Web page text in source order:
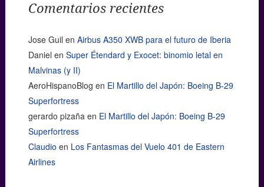
Comentarios recientes
Jose Guil en Airbus A350 XWB para el futuro de Iberia
Daniel en Super Étendard y Exocet: binomio letal en
Malvinas (y II)
AeroHispanoBlog en El Martillo del Japón: Boeing B-29
Superfortress
gerardo pizaña en El Martillo del Japón: Boeing B-29
Superfortress
Claudio en Los Fantasmas del Vuelo 401 de Eastern
Airlines